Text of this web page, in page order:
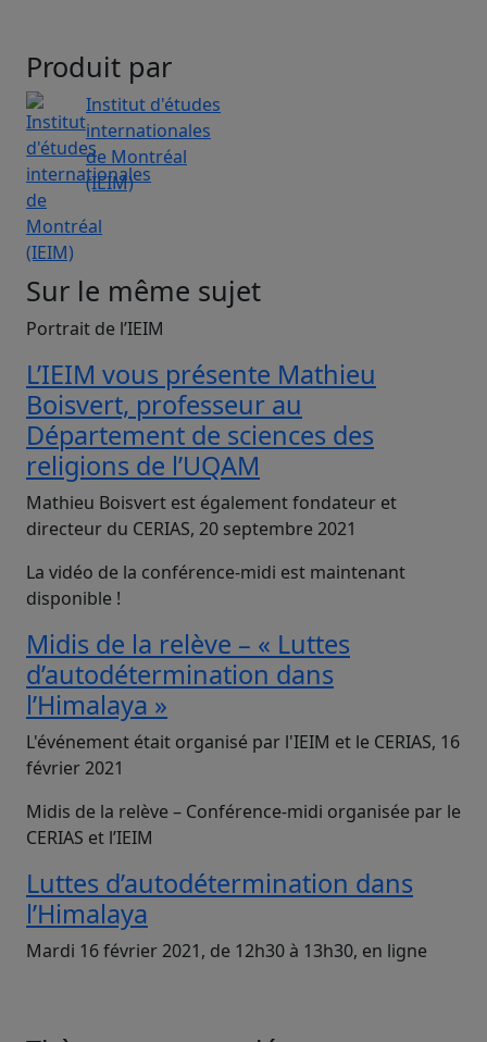
Produit par
Institut d'études
internationales
de Montréal
(IEIM)
Sur le même sujet
Portrait de l’IEIM
L’IEIM vous présente Mathieu
Boisvert, professeur au
Département de sciences des
religions de l’UQAM
Mathieu Boisvert est également fondateur et
directeur du CERIAS, 20 septembre 2021
La vidéo de la conférence-midi est maintenant
disponible !
Midis de la relève – « Luttes
d’autodétermination dans
l’Himalaya »
L'événement était organisé par l'IEIM et le CERIAS, 16
février 2021
Midis de la relève – Conférence-midi organisée par le
CERIAS et l’IEIM
Luttes d’autodétermination dans
l’Himalaya
Mardi 16 février 2021, de 12h30 à 13h30, en ligne